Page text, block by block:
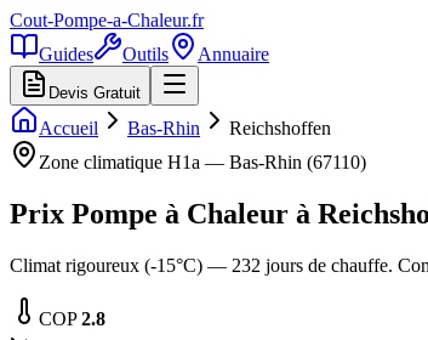
Cout-Pompe-a-Chaleur.fr
Guides
Outils Annuaire
Devis Gratuit
Accueil Bas-Rhin
Reichshoffen
Zone climatique H1a — Bas-Rhin (67110)
Prix Pompe à Chaleur à
Climat rigoureux (-15°C) — 232 jours de chauffe.
COP2.8